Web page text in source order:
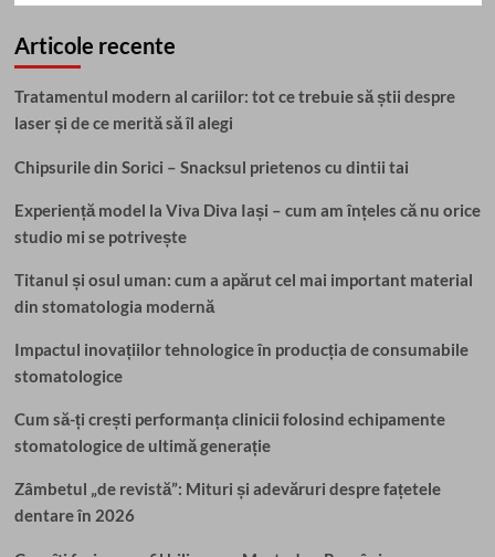
Articole recente
Tratamentul modern al cariilor: tot ce trebuie să știi despre
laser și de ce merită să îl alegi
Chipsurile din Sorici – Snacksul prietenos cu dintii tai
Experiență model la Viva Diva Iași – cum am înțeles că nu orice
studio mi se potrivește
Titanul și osul uman: cum a apărut cel mai important material
din stomatologia modernă
Impactul inovațiilor tehnologice în producția de consumabile
stomatologice
Cum să-ți crești performanța clinicii folosind echipamente
stomatologice de ultimă generație
Zâmbetul „de revistă”: Mituri și adevăruri despre fațetele
dentare în 2026